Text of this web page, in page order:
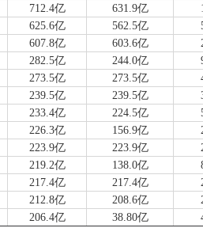
712.4亿 631.9亿
625.6亿 562.5亿
607.8亿 603.6亿
282.5亿 244.0亿
273.5亿 273.5亿
239.5亿 239.5亿
233.4亿 224.5亿
226.3亿 156.9亿
223.9亿 223.9亿
219.2亿 138.0亿
217.4亿 217.4亿
212.8亿 208.6亿
206.4亿 38.80亿